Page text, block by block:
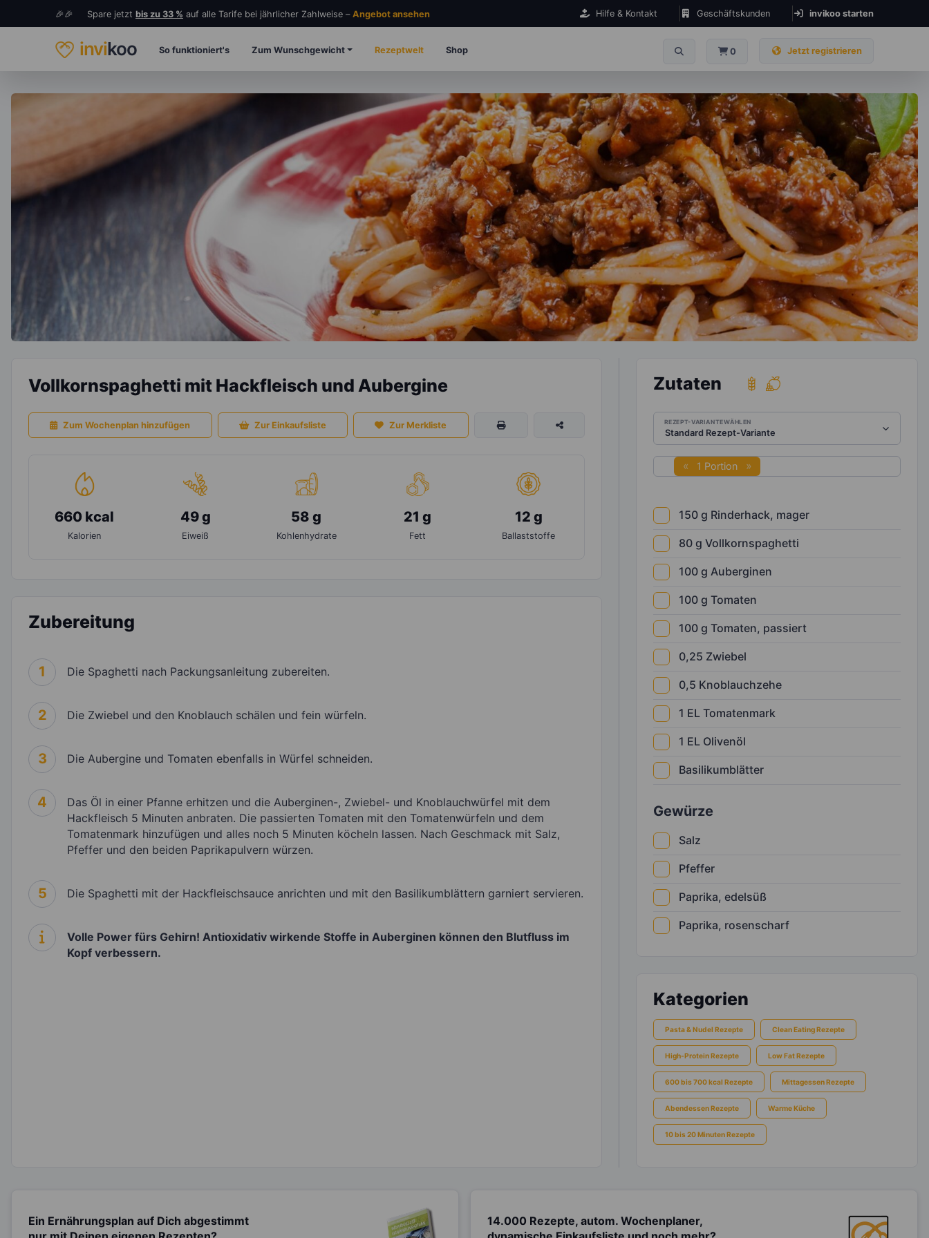
🎉🎉 Spare jetzt bis zu 33 % auf alle Tarife bei jährlicher Zahlweise – Angebot ansehen Hilfe & Kontakt Geschäftskunden invikoo starten
invikoo So funktioniert's Zum Wunschgewicht Rezeptwelt Shop 0 Jetzt registrieren
Vollkornspaghetti mit Hackfleisch und Aubergine
Zum Wochenplan hinzufügen Zur Einkaufsliste Zur Merkliste
660 kcal
Kalorien
49 g
Eiweiß
58 g
Kohlenhydrate
21 g
Fett
12 g
Ballaststoffe
Zubereitung
1 Die Spaghetti nach Packungsanleitung zubereiten.
2 Die Zwiebel und den Knoblauch schälen und fein würfeln.
3 Die Aubergine und Tomaten ebenfalls in Würfel schneiden.
4
Das Öl in einer Pfanne erhitzen und die Auberginen-, Zwiebel- und Knoblauchwürfel mit dem
Hackfleisch 5 Minuten anbraten. Die passierten Tomaten mit den Tomatenwürfeln und dem
Tomatenmark hinzufügen und alles noch 5 Minuten köcheln lassen. Nach Geschmack mit Salz,
Pfeffer und den beiden Paprikapulvern würzen.
5 Die Spaghetti mit der Hackfleischsauce anrichten und mit den Basilikumblättern garniert servieren.
Volle Power fürs Gehirn! Antioxidativ wirkende Stoffe in Auberginen können den Blutfluss im
Kopf verbessern.
Zutaten
REZEPT-VARIANTE WÄHLEN
1 Portion
150 g Rinderhack, mager
80 g Vollkornspaghetti
100 g Auberginen
100 g Tomaten
100 g Tomaten, passiert
0,25 Zwiebel
0,5 Knoblauchzehe
1 EL Tomatenmark
1 EL Olivenöl
Basilikumblätter
Gewürze
Salz
Pfeffer
Paprika, edelsüß
Paprika, rosenscharf
Kategorien
Pasta & Nudel Rezepte Clean Eating Rezepte
High-Protein Rezepte Low Fat Rezepte
600 bis 700 kcal Rezepte Mittagessen Rezepte
Abendessen Rezepte Warme Küche
10 bis 20 Minuten Rezepte
Ein Ernährungsplan auf Dich abgestimmt
14.000 Rezepte, autom. Wochenplaner,